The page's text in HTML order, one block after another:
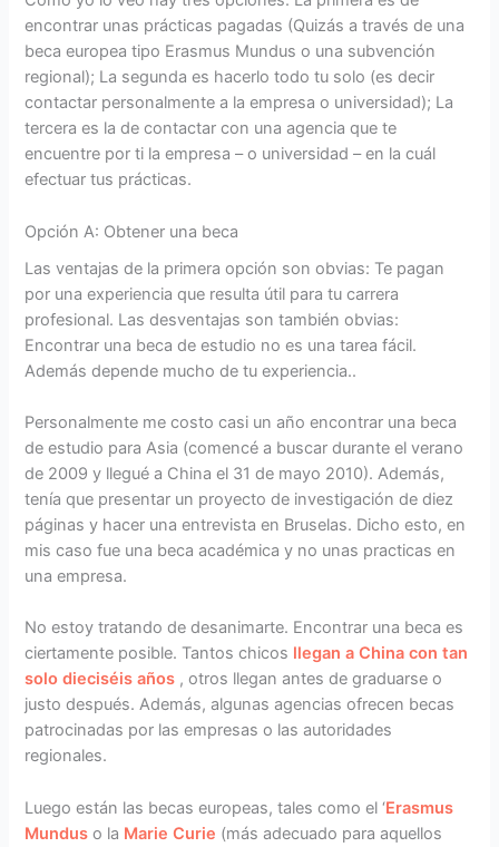
encontrar unas prácticas pagadas (Quizás a través de una
beca europea tipo Erasmus Mundus o una subvención
regional); La segunda es hacerlo todo tu solo (es decir
contactar personalmente a la empresa o universidad); La
tercera es la de contactar con una agencia que te
encuentre por ti la empresa – o universidad – en la cuál
efectuar tus prácticas.
Opción A: Obtener una beca
Las ventajas de la primera opción son obvias: Te pagan
por una experiencia que resulta útil para tu carrera
profesional. Las desventajas son también obvias:
Encontrar una beca de estudio no es una tarea fácil.
Además depende mucho de tu experiencia..
Personalmente me costo casi un año encontrar una beca
de estudio para Asia (comencé a buscar durante el verano
de 2009 y llegué a China el 31 de mayo 2010). Además,
tenía que presentar un proyecto de investigación de diez
páginas y hacer una entrevista en Bruselas. Dicho esto, en
mis caso fue una beca académica y no unas practicas en
una empresa.
No estoy tratando de desanimarte. Encontrar una beca es
ciertamente posible. Tantos chicos llegan a China con tan
solo dieciséis años , otros llegan antes de graduarse o
justo después. Además, algunas agencias ofrecen becas
patrocinadas por las empresas o las autoridades
regionales.
Luego están las becas europeas, tales como el ‘Erasmus
Mundus o la Marie Curie (más adecuado para aquellos